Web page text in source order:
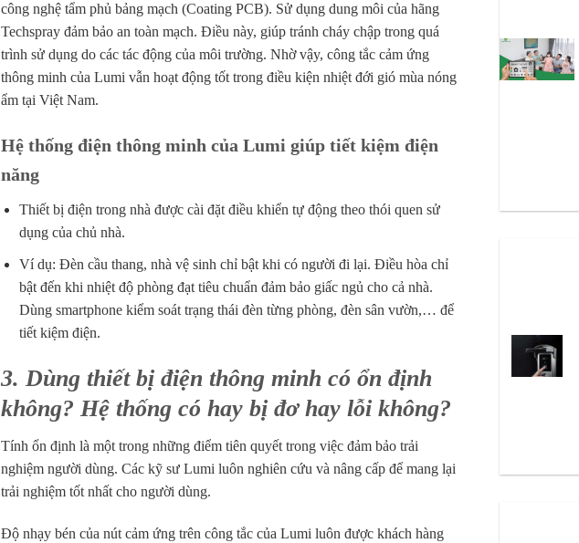
công nghệ tẩm phủ bảng mạch (Coating PCB). Sử dụng dung môi của hãng
Techspray đảm bảo an toàn mạch. Điều này, giúp tránh cháy chập trong quá
trình sử dụng do các tác động của môi trường. Nhờ vậy, công tắc cảm ứng
thông minh của Lumi vẫn hoạt động tốt trong điều kiện nhiệt đới gió mùa nóng
ẩm tại Việt Nam.
Hệ thống điện thông minh của Lumi giúp tiết kiệm điện
năng
Thiết bị điện trong nhà được cài đặt điều khiển tự động theo thói quen sử
dụng của chủ nhà.
Ví dụ: Đèn cầu thang, nhà vệ sinh chỉ bật khi có người đi lại. Điều hòa chỉ
bật đến khi nhiệt độ phòng đạt tiêu chuẩn đảm bảo giấc ngủ cho cả nhà.
Dùng smartphone kiểm soát trạng thái đèn từng phòng, đèn sân vườn,… để
tiết kiệm điện.
3. Dùng thiết bị điện thông minh có ổn định
không? Hệ thống có hay bị đơ hay lỗi không?
Tính ổn định là một trong những điểm tiên quyết trong việc đảm bảo trải
nghiệm người dùng. Các kỹ sư Lumi luôn nghiên cứu và nâng cấp để mang lại
trải nghiệm tốt nhất cho người dùng.
Độ nhạy bén của nút cảm ứng trên công tắc của Lumi luôn được khách hàng